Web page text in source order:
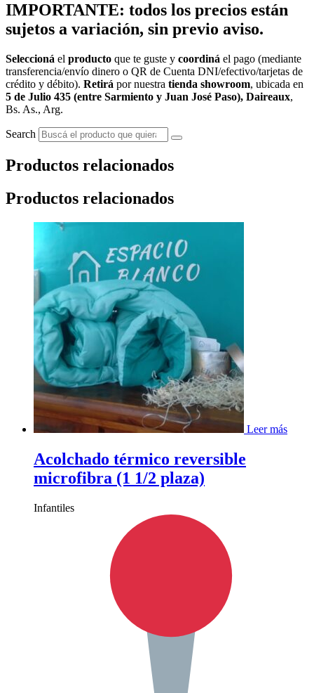
IMPORTANTE: todos los precios están
sujetos a variación, sin previo aviso.
Seleccioná el producto que te guste y coordiná el pago (mediante
transferencia/envío dinero o QR de Cuenta DNI/efectivo/tarjetas de
crédito y débito). Retirá por nuestra tienda showroom, ubicada en
5 de Julio 435 (entre Sarmiento y Juan José Paso), Daireaux,
Bs. As., Arg.
Search
Productos relacionados
Productos relacionados
Leer más
Acolchado térmico reversible
microfibra (1 1/2 plaza)
Infantiles